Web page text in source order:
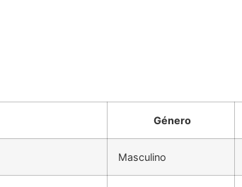
Género
Masculino